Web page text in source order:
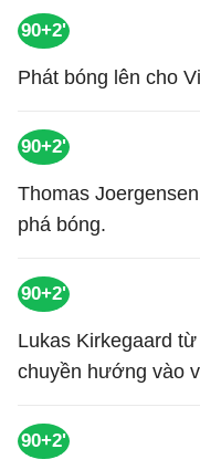
90+2'
Phát bóng lên cho
90+2'
Thomas
phá bóng.
90+2'
Lukas Kirkegaard
chuyền hướng vào
90+2'